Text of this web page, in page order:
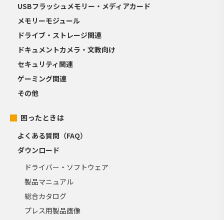
USBフラッシュメモリー・メディアカード
メモリーモジュール
ドライブ・ストレージ関連
ドキュメントカメラ・文教向け
セキュリティ関連
ゲーミング関連
その他
困ったときは
よくある質問（FAQ）
ダウンロード
ドライバー・ソフトウェア
製品マニュアル
総合カタログ
プレス用製品画像